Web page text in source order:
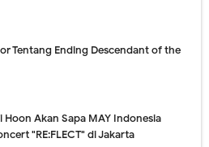
Tentang Ending Descendant of the
Hoon Akan Sapa MAY Indonesia
"RE:FLECT" di Jakarta